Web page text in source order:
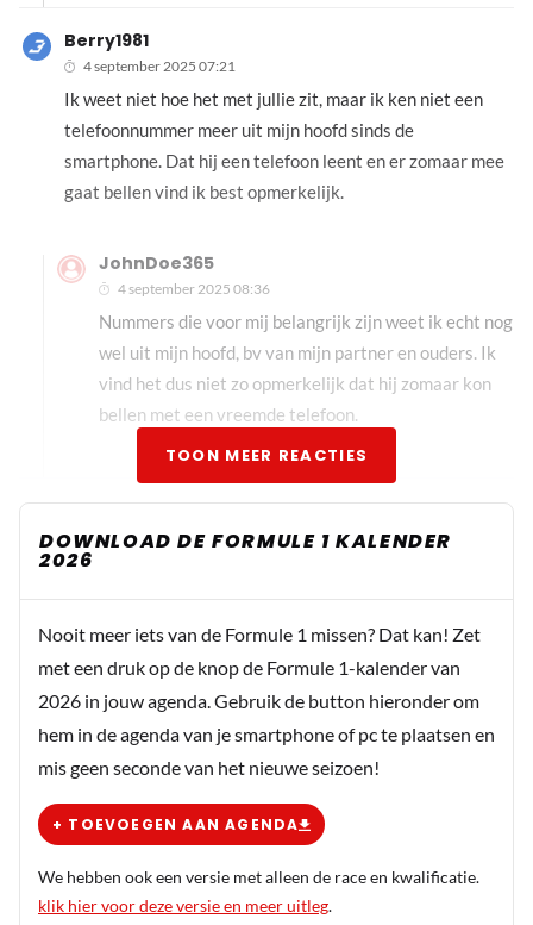
Berry1981
4 september 2025 07:21
Ik weet niet hoe het met jullie zit, maar ik ken niet een
telefoonnummer meer uit mijn hoofd sinds de
smartphone. Dat hij een telefoon leent en er zomaar mee
gaat bellen vind ik best opmerkelijk.
JohnDoe365
4 september 2025 08:36
Nummers die voor mij belangrijk zijn weet ik echt nog
wel uit mijn hoofd, bv van mijn partner en ouders. Ik
vind het dus niet zo opmerkelijk dat hij zomaar kon
bellen met een vreemde telefoon.
TOON MEER REACTIES
DOWNLOAD DE FORMULE 1 KALENDER
2026
Nooit meer iets van de Formule 1 missen? Dat kan! Zet
met een druk op de knop de Formule 1-kalender van
2026 in jouw agenda. Gebruik de button hieronder om
hem in de agenda van je smartphone of pc te plaatsen en
mis geen seconde van het nieuwe seizoen!
+ TOEVOEGEN AAN AGENDA
We hebben ook een versie met alleen de race en kwalificatie.
klik hier voor deze versie en meer uitleg.